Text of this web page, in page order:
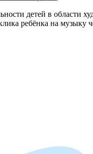
детей в области
ребёнка на музыку